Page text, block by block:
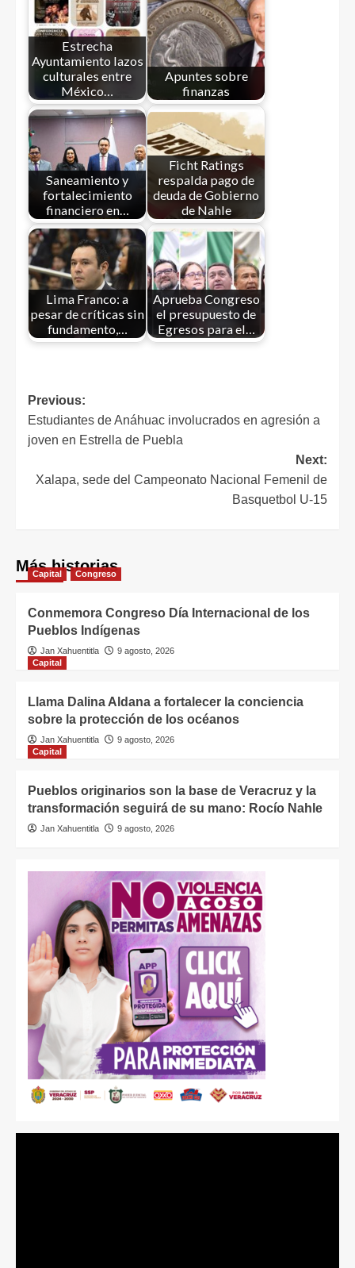
Estrecha
Ayuntamiento lazos
culturales entre
México…
Apuntes sobre
finanzas
Saneamiento y
fortalecimiento
financiero en…
Ficht Ratings
respalda pago de
deuda de Gobierno
de Nahle
Lima Franco: a
pesar de críticas sin
fundamento,…
Aprueba Congreso
el presupuesto de
Egresos para el…
Previous:
Estudiantes de Anáhuac involucrados en agresión a
joven en Estrella de Puebla
Next:
Xalapa, sede del Campeonato Nacional Femenil de
Basquetbol U-15
Más historias
Capital Congreso
Conmemora Congreso Día Internacional de los
Pueblos Indígenas
Jan Xahuentitla
9 agosto, 2026
Capital
Llama Dalina Aldana a fortalecer la conciencia
sobre la protección de los océanos
Jan Xahuentitla
9 agosto, 2026
Capital
Pueblos originarios son la base de Veracruz y la
transformación seguirá de su mano: Rocío Nahle
Jan Xahuentitla 9 agosto, 2026